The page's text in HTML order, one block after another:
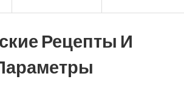
Рецепты И